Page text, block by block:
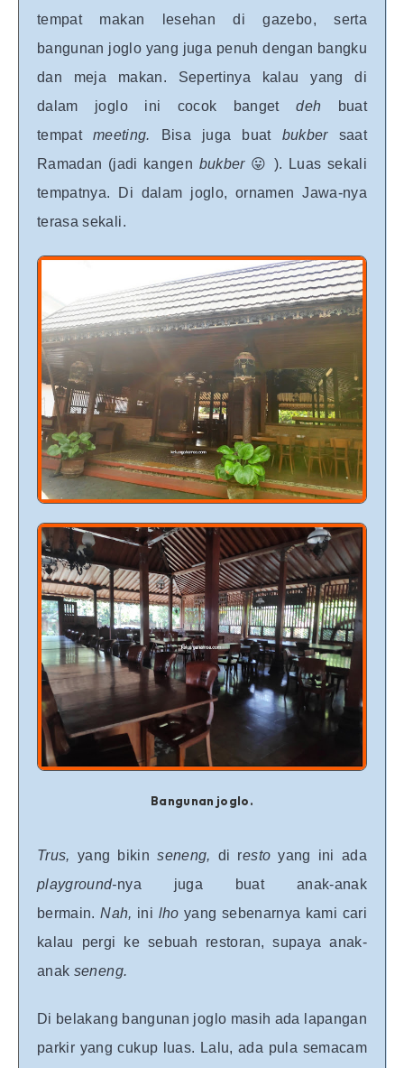
tempat makan lesehan di gazebo, serta
bangunan joglo yang juga penuh dengan bangku
dan meja makan. Sepertinya kalau yang di
dalam joglo ini cocok bangetdeh
buat
tempat meeting. Bisa juga buat bukber saat
Ramadan (jadi kangen bukber 😛 ). Luas sekali
tempatnya. Di dalam joglo, ornamen Jawa-nya
terasa sekali.
Bangunan joglo.
Trus, yang bikinseneng, di resto yang ini ada
playground-nya juga buat anak-anak
bermain.Nah, ini lhoyang sebenarnya kami cari
kalau pergi ke sebuah restoran, supaya anak-
anak seneng.
Di belakang bangunan joglo masih ada lapangan
parkir yang cukup luas. Lalu, ada pula semacam